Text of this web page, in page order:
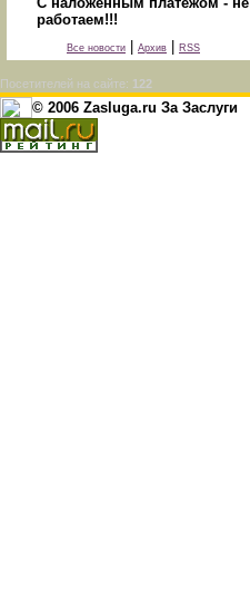
работаем!!!
Все новости Архив RSS
Посетителей на сайте: 122
© 2006 Zasluga.ru За Заслуги